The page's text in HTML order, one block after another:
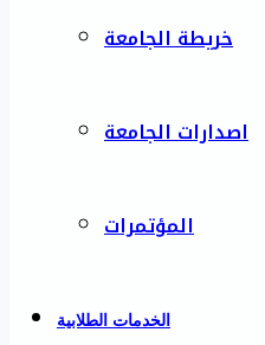
خريطة الجامعة
اصدارات الجامعة
المؤتمرات
الخدمات الطلابية